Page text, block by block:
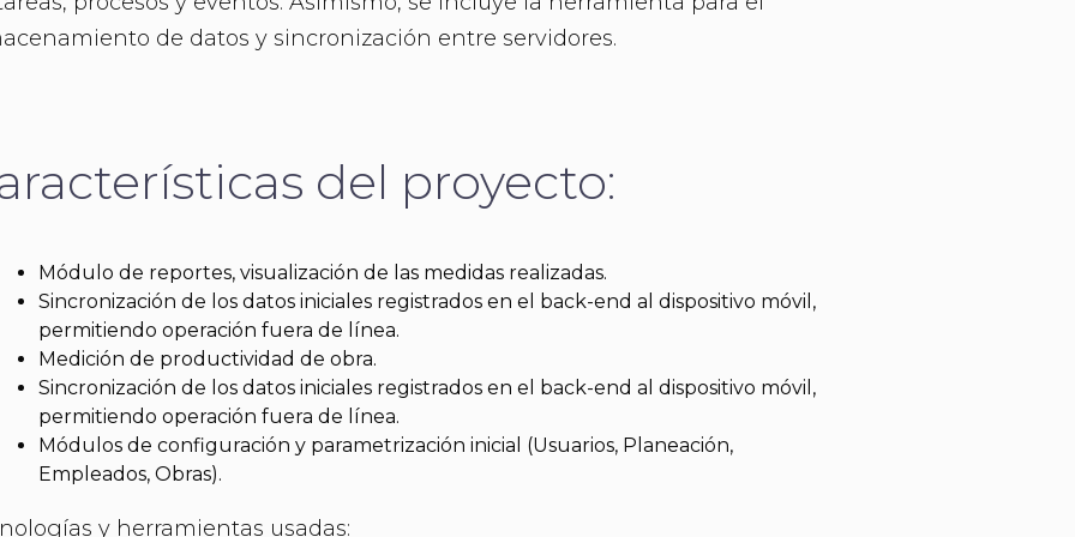
de datos y sincronización entre servidores.
del proyecto:
Módulo de reportes, visualización de las medidas realizadas.
Sincronización de los datos iniciales registrados en el back-end al dispositivo móvil,
permitiendo operación fuera de línea.
Medición de productividad de obra.
Sincronización de los datos iniciales registrados en el back-end al dispositivo móvil,
permitiendo operación fuera de línea.
Módulos de configuración y parametrización inicial (Usuarios, Planeación,
Empleados, Obras).
y herramientas usadas: